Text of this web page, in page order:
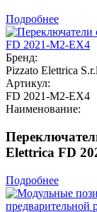
Подробнее
Бренд:
Pizzato Elettrica
Артикул:
FD 2021-M2-EX4
Наименование:
Elettrica FD
Подробнее